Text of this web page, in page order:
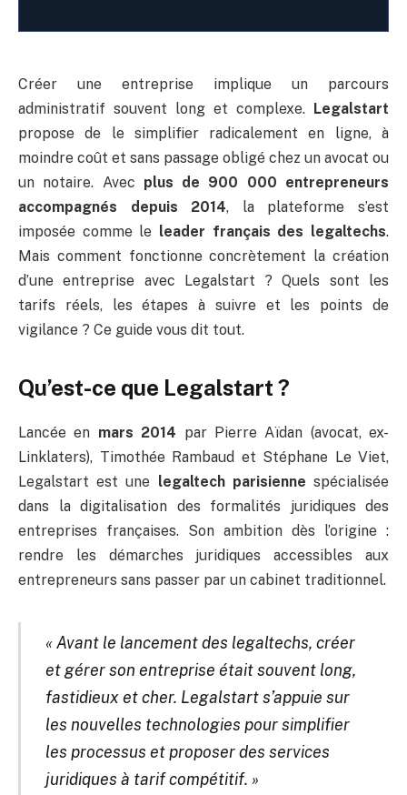
Créer une entreprise implique un parcours
administratif souvent long et complexe.
Legalstart
propose de le simplifier radicalement en ligne, à
moindre coût et sans passage obligé chez un avocat ou
un notaire. Avec plus de 900 000 entrepreneurs
accompagnés depuis 2014, la plateforme s’est
imposée comme le leader français des legaltechs.
Mais comment fonctionne concrètement la création
d’une entreprise avec Legalstart ? Quels sont les
tarifs réels, les étapes à suivre et les points de
vigilance ? Ce guide vous dit tout.
Qu’est-ce que Legalstart ?
Lancée en mars 2014 par Pierre Aïdan (avocat, ex-
Linklaters), Timothée Rambaud et Stéphane Le Viet,
Legalstart est une legaltech parisienne spécialisée
dans la digitalisation des formalités juridiques des
entreprises françaises. Son ambition dès l’origine :
rendre les démarches juridiques accessibles aux
entrepreneurs sans passer par un cabinet traditionnel.
« Avant le lancement des legaltechs, créer
et gérer son entreprise était souvent long,
fastidieux et cher. Legalstart s’appuie sur
les nouvelles technologies pour simplifier
les processus et proposer des services
juridiques à tarif compétitif. »